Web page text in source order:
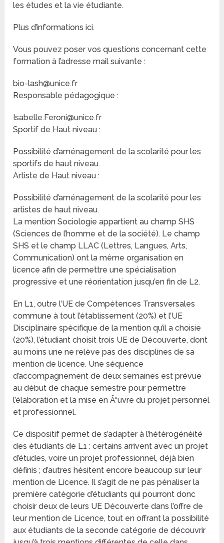
les études et la vie étudiante.
Plus d’informations ici.
Vous pouvez poser vos questions concernant cette
formation à l’adresse mail suivante :
bio-lash@unice.fr
Responsable pédagogique :
Isabelle.Feroni@unice.fr
Sportif de Haut niveau :
Possibilité d’aménagement de la scolarité pour les
sportifs de haut niveau.
Artiste de Haut niveau :
Possibilité d’aménagement de la scolarité pour les
artistes de haut niveau.
La mention Sociologie appartient au champ SHS
(Sciences de l’homme et de la société). Le champ
SHS et le champ LLAC (Lettres, Langues, Arts,
Communication) ont la même organisation en
licence afin de permettre une spécialisation
progressive et une réorientation jusqu’en fin de L2.
En L1, outre l’UE de Compétences Transversales
commune à tout l’établissement (20%) et l’UE
Disciplinaire spécifique de la mention qu’il a choisie
(20%), l’étudiant choisit trois UE de Découverte, dont
au moins une ne relève pas des disciplines de sa
mention de licence. Une séquence
d’accompagnement de deux semaines est prévue
au début de chaque semestre pour permettre
l’élaboration et la mise en Å“uvre du projet personnel
et professionnel.
Ce dispositif permet de s’adapter à l’hétérogénéité
des étudiants de L1 : certains arrivent avec un projet
d’études, voire un projet professionnel, déjà bien
définis ; d’autres hésitent encore beaucoup sur leur
mention de Licence. Il s’agit de ne pas pénaliser la
première catégorie d’étudiants qui pourront donc
choisir deux de leurs UE Découverte dans l’offre de
leur mention de Licence, tout en offrant la possibilité
aux étudiants de la seconde catégorie de découvrir